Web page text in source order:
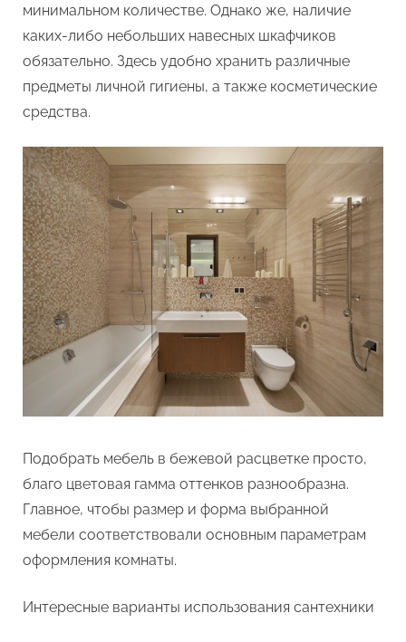
минимальном количестве. Однако же, наличие
каких-либо небольших навесных шкафчиков
обязательно. Здесь удобно хранить различные
предметы личной гигиены, а также косметические
средства.
Подобрать мебель в бежевой расцветке просто,
благо цветовая гамма оттенков разнообразна.
Главное, чтобы размер и форма выбранной
мебели соответствовали основным параметрам
оформления комнаты.
Интересные варианты использования сантехники